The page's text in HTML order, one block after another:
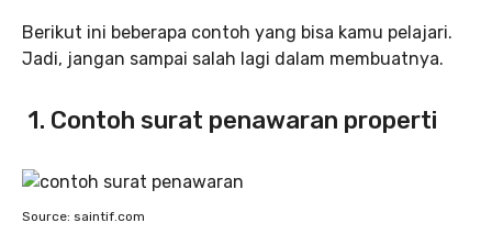
Berikut ini beberapa contoh yang bisa kamu pelajari.
Jadi, jangan sampai salah lagi dalam membuatnya.
1. Contoh surat penawaran properti
Source: saintif.com